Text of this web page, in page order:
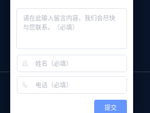
资质与荣耀
提交